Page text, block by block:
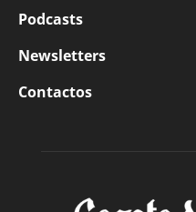
Podcasts
Newsletters
Contactos